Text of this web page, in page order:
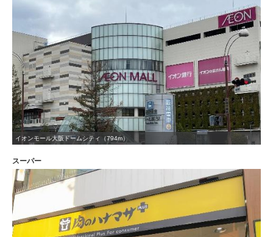
イオンモール大阪ドームシティ（794m）
スーパー